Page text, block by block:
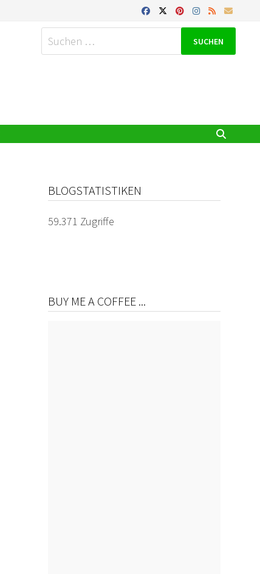
Suchen
nach:
BLOGSTATISTIKEN
59.371 Zugriffe
BUY ME A COFFEE ...